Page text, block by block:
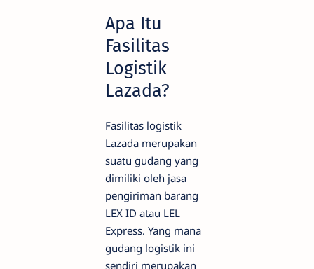
Apa Itu
Fasilitas
Logistik
Lazada?
Fasilitas logistik
Lazada merupakan
suatu gudang yang
dimiliki oleh jasa
pengiriman barang
LEX ID atau LEL
Express. Yang mana
gudang logistik ini
sendiri merupakan